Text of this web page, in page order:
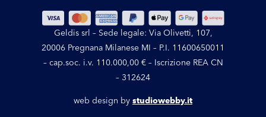
Geldis srl – Sede legale: Via Olivetti, 107,
20006 Pregnana Milanese MI – P.I. 11600650011
– cap.soc. i.v. 110.000,00 € – Iscrizione REA CN
– 312624
web design by studiowebby.it